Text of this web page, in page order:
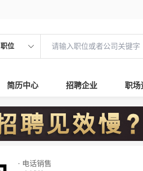
职位
简历中心 招聘企业 职场
· 电话销售